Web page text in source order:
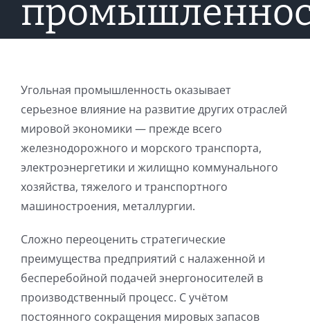
Угольная промышленность оказывает
серьезное влияние на развитие других отраслей
мировой экономики — прежде всего
железнодорожного и морского транспорта,
электроэнергетики и жилищно коммунального
хозяйства, тяжелого и транспортного
машиностроения, металлургии.
Сложно переоценить стратегические
преимущества предприятий с налаженной и
бесперебойной подачей энергоносителей в
производственный процесс. С учётом
постоянного сокращения мировых запасов